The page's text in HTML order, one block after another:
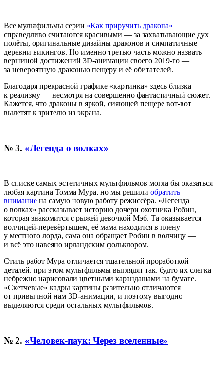
Все мультфильмы серии «Как приручить дракона»
справедливо считаются красивыми — за захватывающие дух
полёты, оригинальные дизайны драконов и симпатичные
деревни викингов. Но именно третью часть можно назвать
вершиной достижений 3D-анимации своего 2019-го —
за невероятную драконью пещеру и её обитателей.
Благодаря прекрасной графике «картинка» здесь близка
к реализму — несмотря на совершенно фантастичный сюжет.
Кажется, что драконы в яркой, сияющей пещере вот-вот
вылетят к зрителю из экрана.
№ 3. «Легенда о волках»
В списке самых эстетичных мультфильмов могла бы оказаться
любая картина Томма Мура, но мы решили обратить
внимание на самую новую работу режиссёра. «Легенда
о волках» рассказывает историю дочери охотника Робин,
которая знакомится с рыжей девочкой Мэб. Та оказывается
волчицей-перевёртышем, её мама находится в плену
у местного лорда, сама она обращает Робин в волчицу —
и всё это навеяно ирландским фольклором.
Стиль работ Мура отличается тщательной проработкой
деталей, при этом мультфильмы выглядят так, будто их слегка
небрежно нарисовали цветными карандашами на бумаге.
«Скетчевые» кадры картины разительно отличаются
от привычной нам 3D-анимации, и поэтому выгодно
выделяются среди остальных мультфильмов.
№ 2. «Человек-паук: Через вселенные»